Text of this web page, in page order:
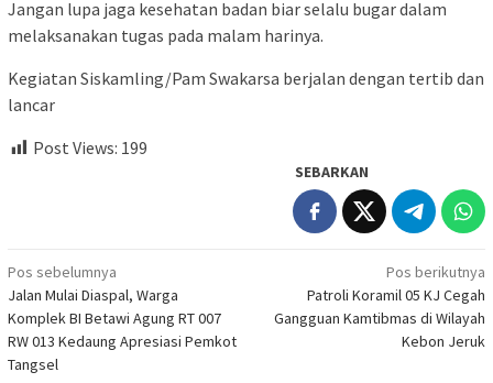
Jangan lupa jaga kesehatan badan biar selalu bugar dalam
melaksanakan tugas pada malam harinya.
Kegiatan Siskamling/Pam Swakarsa berjalan dengan tertib dan
lancar
Post Views: 199
SEBARKAN
Navigasi
pos
Pos sebelumnya
Jalan Mulai Diaspal, Warga
Komplek BI Betawi Agung RT 007
RW 013 Kedaung Apresiasi Pemkot
Tangsel
Pos berikutnya
Patroli Koramil 05 KJ Cegah
Gangguan Kamtibmas di Wilayah
Kebon Jeruk